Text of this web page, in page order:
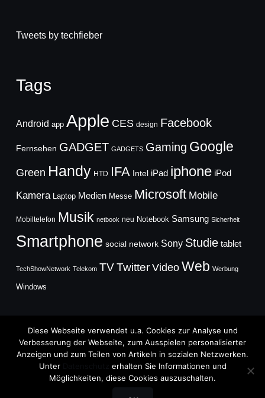
Tweets by techfieber
Tags
Android app Apple CES design Facebook
Fernsehen GADGET GADGETS Gaming Google
Green Handy HTD IFA Intel iPad iphone iPod
Kamera Laptop Medien Messe Microsoft Mobile
Mobiltelefon Musik netbook neu Notebook Samsung Sicherheit
Smartphone social network Sony Studie tablet
TechShowNetwork Telekom TVTwitter Video Web Werbung
Windows
Copyright © 2026
TechFieber Blog
Diese Webseite verwendet u.a. Cookies zur Analyse und
Verbesserung der Webseite, zum Ausspielen personalisierter
Anzeigen und zum Teilen von Artikeln in sozialen Netzwerken.
Unter
erhalten Sie Informationen und
Möglichkeiten, diese Cookies auszuschalten.